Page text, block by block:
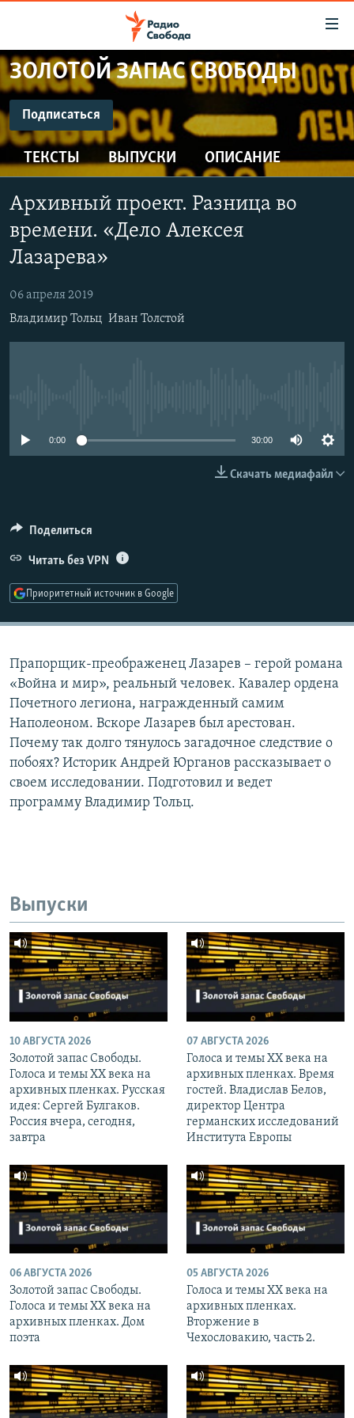
упрощенного
доступа
Вернуться
к
основному
содержанию
Вернутся
главной
навигации
поиску
ПРОГРАММЫ
ПОДКАСТЫ
АВТОРСКИЕ ПРОЕКТЫ
ЦИТАТЫ СВОБОДЫ
МНЕНИЯ
КУЛЬТУРА
IDEL.РЕАЛИИ
СЕВЕР.РЕАЛИИ
СИБИРЬ.РЕАЛИИ
СОЦИАЛЬНЫЕ СЕТИ
ЗОЛОТОЙ ЗАПАС СВОБОДЫ
Подписаться
ПОДПИСАТЬСЯ
Подписаться
ТЕКСТЫ ВЫПУСКИ ОПИСАНИЕ
Архивный проект. Разница во
времени. «Дело Алексея
Лазарева»
06 апреля 2019
Владимир Тольц Иван Толстой
0:00 30:00
Скачать медиафайл
Поделиться
Читать без VPN
Приоритетный источник в Google
Прапорщик-преображенец Лазарев – герой романа
«Война и мир», реальный человек. Кавалер ордена
Почетного легиона, награжденный самим
Наполеоном. Вскоре Лазарев был арестован.
Почему так долго тянулось загадочное следствие о
побоях? Историк Андрей Юрганов рассказывает о
своем исследовании. Подготовил и ведет
программу Владимир Тольц.
Выпуски
10 АВГУСТА 2026
Золотой запас Свободы.
Голоса и темы XX века на
архивных пленках. Русская
идея: Сергей Булгаков.
Россия вчера, сегодня,
завтра
07 АВГУСТА 2026
Голоса и темы XX века на
архивных пленках. Время
гостей. Владислав Белов,
директор Центра
германских исследований
Института Европы
06 АВГУСТА 2026
Золотой запас Свободы.
Голоса и темы XX века на
архивных пленках. Дом
поэта
05 АВГУСТА 2026
Голоса и темы XX века на
архивных пленках.
Вторжение в
Чехословакию, часть 2.